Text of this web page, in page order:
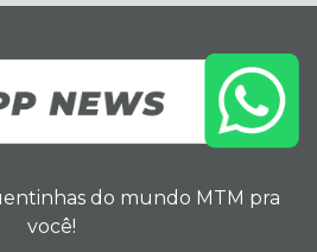
do mundo MTM pra
você!